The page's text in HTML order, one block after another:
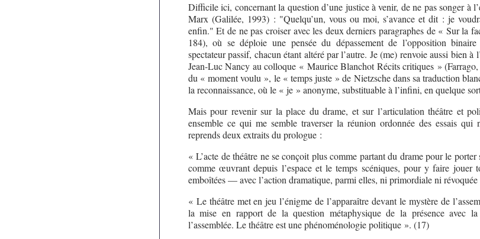
Difficile ici, concernant la question d’une justice à venir, de ne pas songer à
Marx (Galilée, 1993) : "Quelqu’un, vous ou moi, s’avance et dit : je
enfin." Et de ne pas croiser avec les deux derniers paragraphes de « Sur la
184), où se déploie une pensée du dépassement de l’opposition
spectateur passif, chacun étant altéré par l’autre. Je (me) renvoie aussi bien à
Jean-Luc Nancy au colloque « Maurice Blanchot Récits critiques »
du « moment voulu », le « temps juste » de Nietzsche dans sa traduction
la reconnaissance, où le « je » anonyme, substituable à l’infini, en quelque
Mais pour revenir sur la place du drame, et sur l’articulation théâtre et
ensemble ce qui me semble traverser la réunion ordonnée des essais qui
reprends deux extraits du prologue :
« L’acte de théâtre ne se conçoit plus comme partant du drame pour le porter
comme œuvrant depuis l’espace et le temps scéniques, pour y faire jouer
emboîtées — avec l’action dramatique, parmi elles, ni primordiale ni
« Le théâtre met en jeu l’énigme de l’apparaître devant le mystère de
la mise en rapport de la question métaphysique de la présence avec
l’assemblée. Le théâtre est une phénoménologie politique ». (17)